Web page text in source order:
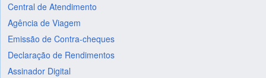
Central de Atendimento
Agência de Viagem
Emissão de Contra-cheques
Declaração de Rendimentos
Assinador Digital